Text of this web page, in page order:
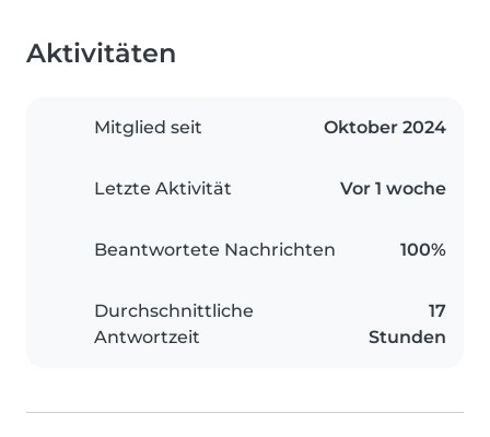
Aktivitäten
Mitglied seit Oktober 2024
Letzte Aktivität Vor 1 woche
Beantwortete Nachrichten 100%
Durchschnittliche
Antwortzeit
17
Stunden